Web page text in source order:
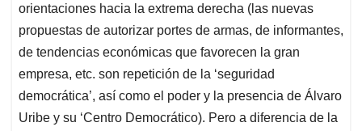
orientaciones hacia la extrema derecha (las nuevas
propuestas de autorizar portes de armas, de informantes,
de tendencias económicas que favorecen la gran
empresa, etc. son repetición de la ‘seguridad
democrática’, así como el poder y la presencia de Álvaro
Uribe y su ‘Centro Democrático). Pero a diferencia de la